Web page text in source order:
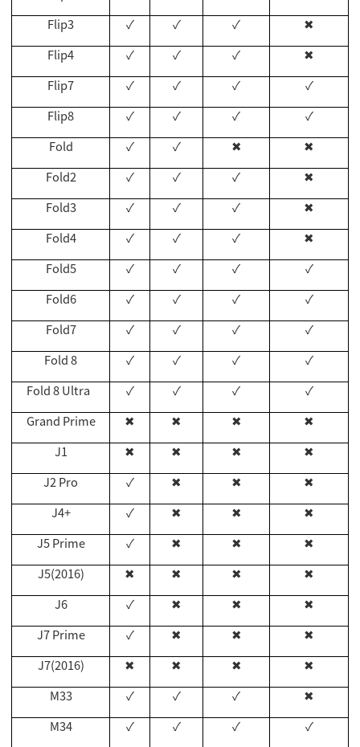
Flip3
✓ ✓ ✓
✖
Flip4
✓ ✓ ✓
✖
Flip7
✓ ✓ ✓
✓
Flip8
✓ ✓ ✓
✓
Fold
✓ ✓ ✖
✖
Fold2
✓ ✓ ✓
✖
Fold3
✓ ✓ ✓
✖
Fold4
✓ ✓ ✓
✖
Fold5
✓ ✓ ✓
✓
Fold6
✓ ✓ ✓
✓
Fold7
✓ ✓ ✓
✓
Fold 8
✓ ✓ ✓
✓
Fold 8 Ultra
✓ ✓ ✓
✓
Grand Prime
✖ ✖ ✖
✖
J1
✖ ✖ ✖
✖
J2 Pro
✓ ✖ ✖
✖
J4+
✓ ✖ ✖
✖
J5 Prime
✓ ✖ ✖
✖
J5(2016)
✖ ✖ ✖
✖
J6
✓ ✖ ✖
✖
J7 Prime
✓ ✖ ✖
✖
J7(2016)
✖ ✖ ✖
✖
M33
✓ ✓ ✓
✖
M34
✓ ✓ ✓
✓